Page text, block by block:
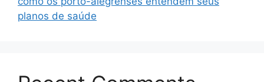
planos de saúde